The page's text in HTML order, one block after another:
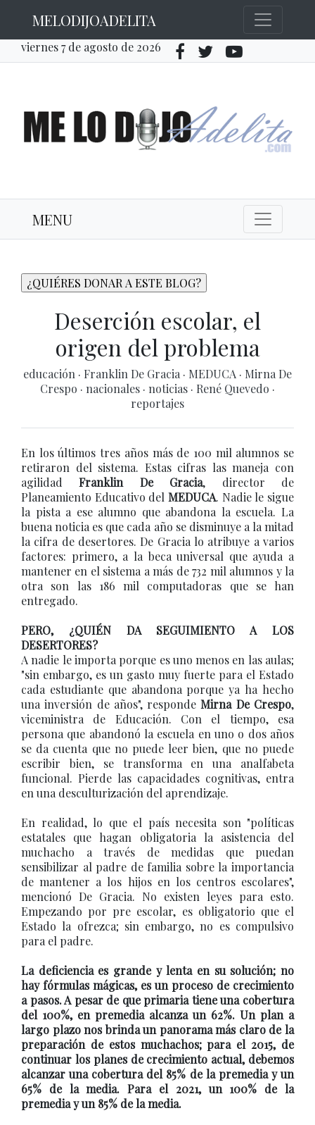
MELODIJOADELITA
viernes 7 de agosto de 2026
MENU
Deserción escolar, el
origen del problema
educación · Franklin De Gracia · MEDUCA · Mirna De
Crespo · nacionales · noticias · René Quevedo ·
reportajes
En los últimos tres años más de 100 mil alumnos se
retiraron del sistema. Estas cifras las maneja con
agilidadFranklin De Gracia, director de
Planeamiento Educativo del MEDUCA. Nadie le sigue
la pista a ese alumno que abandona la escuela. La
buena noticia es que cada año se disminuye a la mitad
la cifra de desertores. De Gracia lo atribuye a varios
factores: primero, a la beca universal que ayuda a
mantener en el sistema a más de 732 mil alumnos y la
otra son las 186 mil computadoras que se han
entregado.
PERO, ¿QUIÉN DA SEGUIMIENTO A LOS
DESERTORES?
A nadie le importa porque es uno menos en las aulas;
"sin embargo, es un gasto muy fuerte para el Estado
cada estudiante que abandona porque ya ha hecho
una inversión de años", respondeMirna De Crespo,
viceministra de Educación. Con el tiempo, esa
persona que abandonó la escuela en uno o dos años
se da cuenta que no puede leer bien, que no puede
escribir bien, se transforma en una analfabeta
funcional. Pierde las capacidades cognitivas, entra
en una desculturización del aprendizaje.
En realidad, lo que el país necesita son "políticas
estatales que hagan obligatoria la asistencia del
muchacho a través de medidas que puedan
sensibilizar al padre de familia sobre la importancia
de mantener a los hijos en los centros escolares",
mencionó De Gracia. No existen leyes para esto.
Empezando por pre escolar, es obligatorio que el
Estado la ofrezca; sin embargo, no es compulsivo
para el padre.
La deficiencia es grande y lenta en su solución; no
hay fórmulas mágicas, es un proceso de crecimiento
a pasos. A pesar de que primaria tiene una cobertura
del 100%, en premedia alcanza un 62%. Un plan a
largo plazo nos brinda un panorama más claro de la
preparación de estos muchachos; para el 2015, de
continuar los planes de crecimiento actual, debemos
alcanzar una cobertura del 85% de la premedia y un
65% de la media. Para el 2021, un 100% de la
premedia y un 85% de la media.